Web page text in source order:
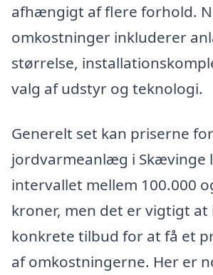
afhængigt af flere forhold.
omkostninger inkluderer
størrelse,
valg af udstyr og teknologi.
Generelt set kan priserne for
jordvarmeanlæg i Skævinge
intervallet mellem 100.000
kroner, men det er vigtigt at
konkrete tilbud for at få et
af omkostningerne. Her er